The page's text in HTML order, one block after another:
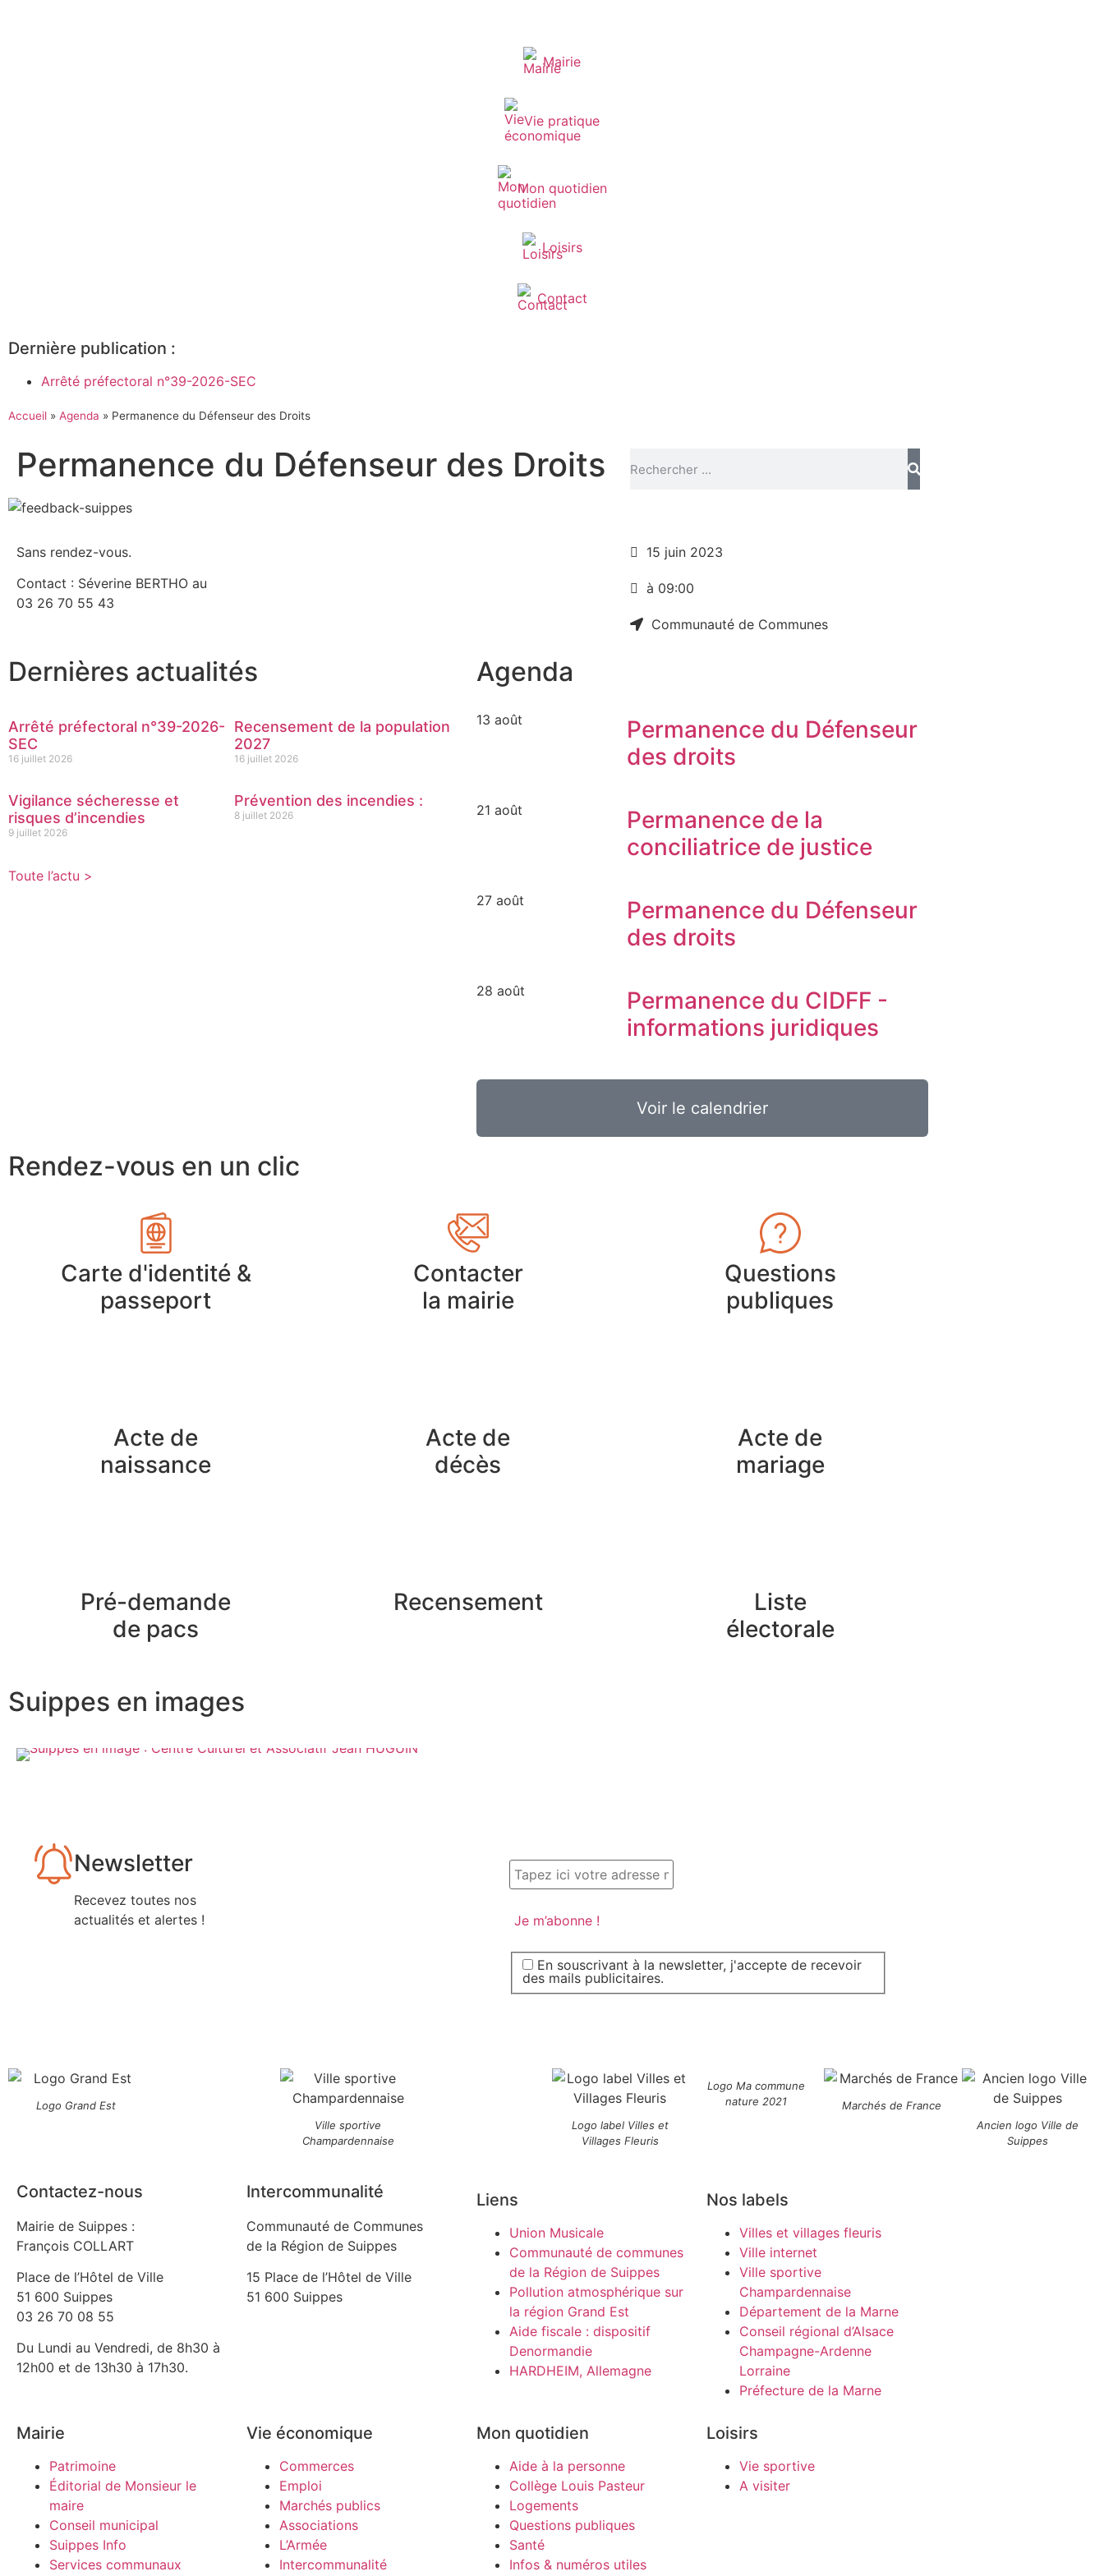
Mairie
Vie pratique
Mon quotidien
Loisirs
Contact
Dernière publication :
Arrêté préfectoral n°39-2026-SEC
Accueil » Agenda » Permanence du Défenseur des Droits
Permanence du Défenseur des Droits
Sans rendez-vous.
Contact : Séverine BERTHO au
03 26 70 55 43
15 juin 2023
à 09:00
Communauté de Communes
Dernières actualités
Arrêté préfectoral n°39-2026-
SEC
16 juillet 2026
Recensement de la population
2027
16 juillet 2026
Vigilance sécheresse et
risques d’incendies
9 juillet 2026
Prévention des incendies :
8 juillet 2026
Toute l’actu >
Agenda
13 août
Permanence du Défenseur
des droits
21 août
Permanence de la
conciliatrice de justice
27 août
Permanence du Défenseur
des droits
28 août
Permanence du CIDFF -
informations juridiques
Voir le calendrier
Rendez-vous en un clic
Carte d'identité &
passeport
Contacter
la mairie
Questions
publiques
Acte de
naissance
Acte de
décès
Acte de
mariage
Pré-demande
de pacs
Recensement
Liste
électorale
Suippes en images
Newsletter
Recevez toutes nos
actualités et alertes !
En souscrivant à la newsletter, j'accepte de recevoir
des mails publicitaires.
Logo Grand Est
Ville sportive
Champardennaise
Logo label Villes et
Villages Fleuris
Logo Ma commune
nature 2021
Marchés de France
Ancien logo Ville de
Suippes
Contactez-nous
Mairie de Suippes :
François COLLART
Place de l’Hôtel de Ville
51 600 Suippes
03 26 70 08 55
Du Lundi au Vendredi, de 8h30 à
12h00 et de 13h30 à 17h30.
Intercommunalité
Communauté de Communes
de la Région de Suippes
15 Place de l’Hôtel de Ville
51 600 Suippes
Liens
Union Musicale
Communauté de communes
de la Région de Suippes
Pollution atmosphérique sur
la région Grand Est
Aide fiscale : dispositif
Denormandie
HARDHEIM, Allemagne
Nos labels
Villes et villages fleuris
Ville internet
Ville sportive
Champardennaise
Département de la Marne
Conseil régional d’Alsace
Champagne-Ardenne
Lorraine
Préfecture de la Marne
Mairie
Patrimoine
Éditorial de Monsieur le
maire
Conseil municipal
Suippes Info
Services communaux
Vie économique
Commerces
Emploi
Marchés publics
Associations
L’Armée
Intercommunalité
Mon quotidien
Aide à la personne
Collège Louis Pasteur
Logements
Questions publiques
Santé
Infos & numéros utiles
Loisirs
Vie sportive
A visiter